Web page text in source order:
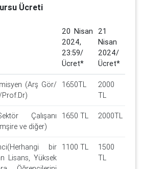
Ücreti
20 Nisan
2024,
23:59/
Ücret*
21
Nisan
2024/
Ücret*
(Arş Gör/
1650TL
2000
TL
Çalışanı
ve diğer)
1650 TL 2000TL
bir
Lisans, Yüksek
1100 TL
1500
TL